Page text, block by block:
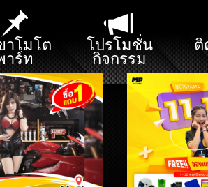
าโมโต
าร์ท
โปรโมชั่น
กิจกรรม
ติ